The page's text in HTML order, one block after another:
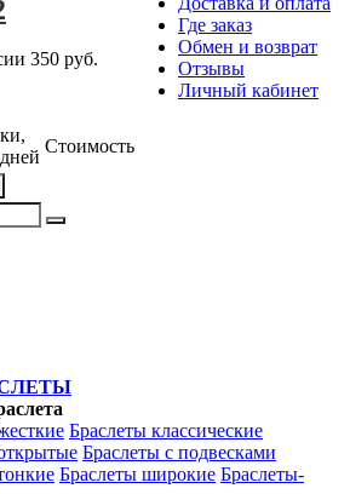
Где заказ
Обмен и возврат
Отзывы
Личный кабинет
350 руб.
Стоимость
Браслеты классические
Браслеты с подвесками
Браслеты широкие Браслеты-